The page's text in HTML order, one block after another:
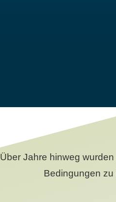
Über Jahre hinweg
Bedingungen